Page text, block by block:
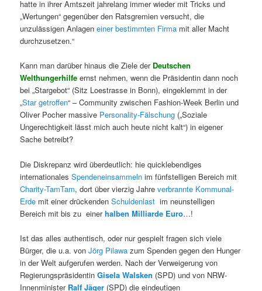
hatte in ihrer Amtszeit jahrelang immer wieder mit Tricks und
„Wertungen“ gegenüber den Ratsgremien versucht, die
unzulässigen Anlageneiner bestimmten Firma mit aller Macht
durchzusetzen.“
Kann man darüber hinaus die Ziele der Deutschen
Welthungerhilfe ernst nehmen, wenn die Präsidentin dann noch
bei „Stargebot“ (Sitz Loestrasse in Bonn), eingeklemmt in der
„Star getroffen“ – Community zwischen Fashion-Week Berlin und
Oliver Pocher massive Personality-Fälschung („Soziale
Ungerechtigkeit lässt mich auch heute nicht kalt“) in eigener
Sache betreibt?
Die Diskrepanz wird überdeutlich: hie quicklebendiges
internationalesSpendeneinsammeln im fünfstelligen Bereich mit
Charity-TamTam, dort über vierzig Jahreverbrannte Kommunal-
Erde mit einer drückendenSchuldenlastim neunstelligen
Bereich mit bis zu einer halben Milliarde Euro…!
Ist das alles authentisch, oder nur gespielt fragen sich viele
Bürger, die u.a. vonJörg Pilawazum Spenden gegen den Hunger
in der Welt aufgerufen werden. Nach der Verweigerung von
RegierungspräsidentinGisela Walsken (SPD) und von NRW-
Innenminister Ralf Jäger (SPD) die eindeutigen